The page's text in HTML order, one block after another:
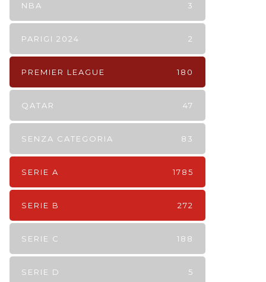
NBA 3
PARIGI 2024 2
PREMIER LEAGUE 180
QATAR 47
SENZA CATEGORIA 83
SERIE A 1785
SERIE B 272
SERIE C 188
SERIE D 5